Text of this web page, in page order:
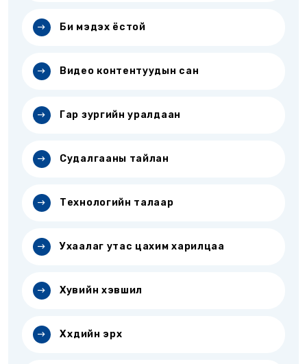
Би мэдэх ёстой
Видео контентуудын сан
Гар зургийн уралдаан
Судалгааны тайлан
Технологийн талаар
Ухаалаг утас цахим харилцаа
Хувийн хэвшил
Хүүхдийн эрх